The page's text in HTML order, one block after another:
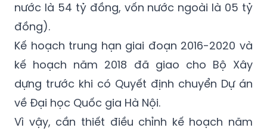
vốn nước ngoài là 05 tỷ đồng). Trong đó, kế
hoạch năm 2018 là 59 tỷ đồng (vốn trong
nước là 54 tỷ đồng, vốn nước ngoài là 05 tỷ
đồng).
Kế hoạch trung hạn giai đoạn 2016-2020 và
kế hoạch năm 2018 đã giao cho Bộ Xây
dựng trước khi có Quyết định chuyển Dự án